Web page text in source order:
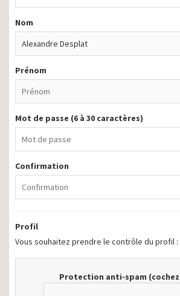
Nom
Prénom
Mot de passe (6 à 30 caractères)
Confirmation
Profil
Vous souhaitez prendre le contrôle du profil :
Protection anti-spam (cochez